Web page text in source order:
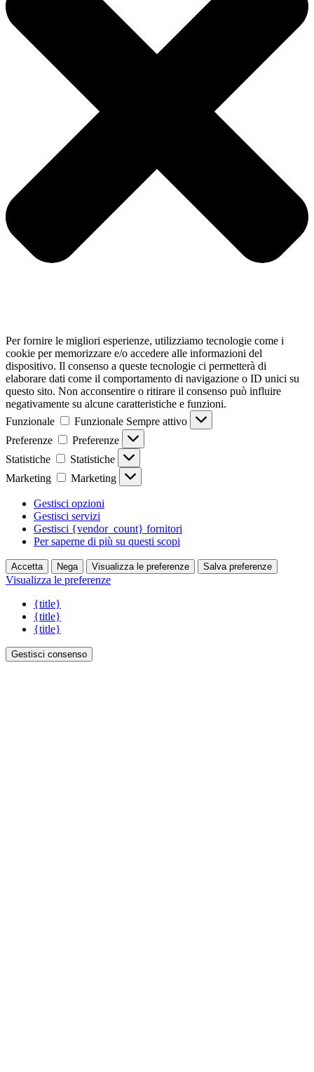
Per fornire le migliori esperienze, utilizziamo tecnologie come i
cookie per memorizzare e/o accedere alle informazioni del
dispositivo. Il consenso a queste tecnologie ci permetterà di
elaborare dati come il comportamento di navigazione o ID unici su
questo sito. Non acconsentire o ritirare il consenso può influire
negativamente su alcune caratteristiche e funzioni.
Funzionale
Funzionale Sempre attivo
Preferenze
Preferenze
Statistiche
Statistiche
Marketing
Marketing
Gestisci opzioni
Gestisci servizi
Gestisci {vendor_count} fornitori
Per saperne di più su questi scopi
Accetta Nega Visualizza le preferenze Salva preferenze
Visualizza le preferenze
{title}
{title}
{title}
Gestisci consenso